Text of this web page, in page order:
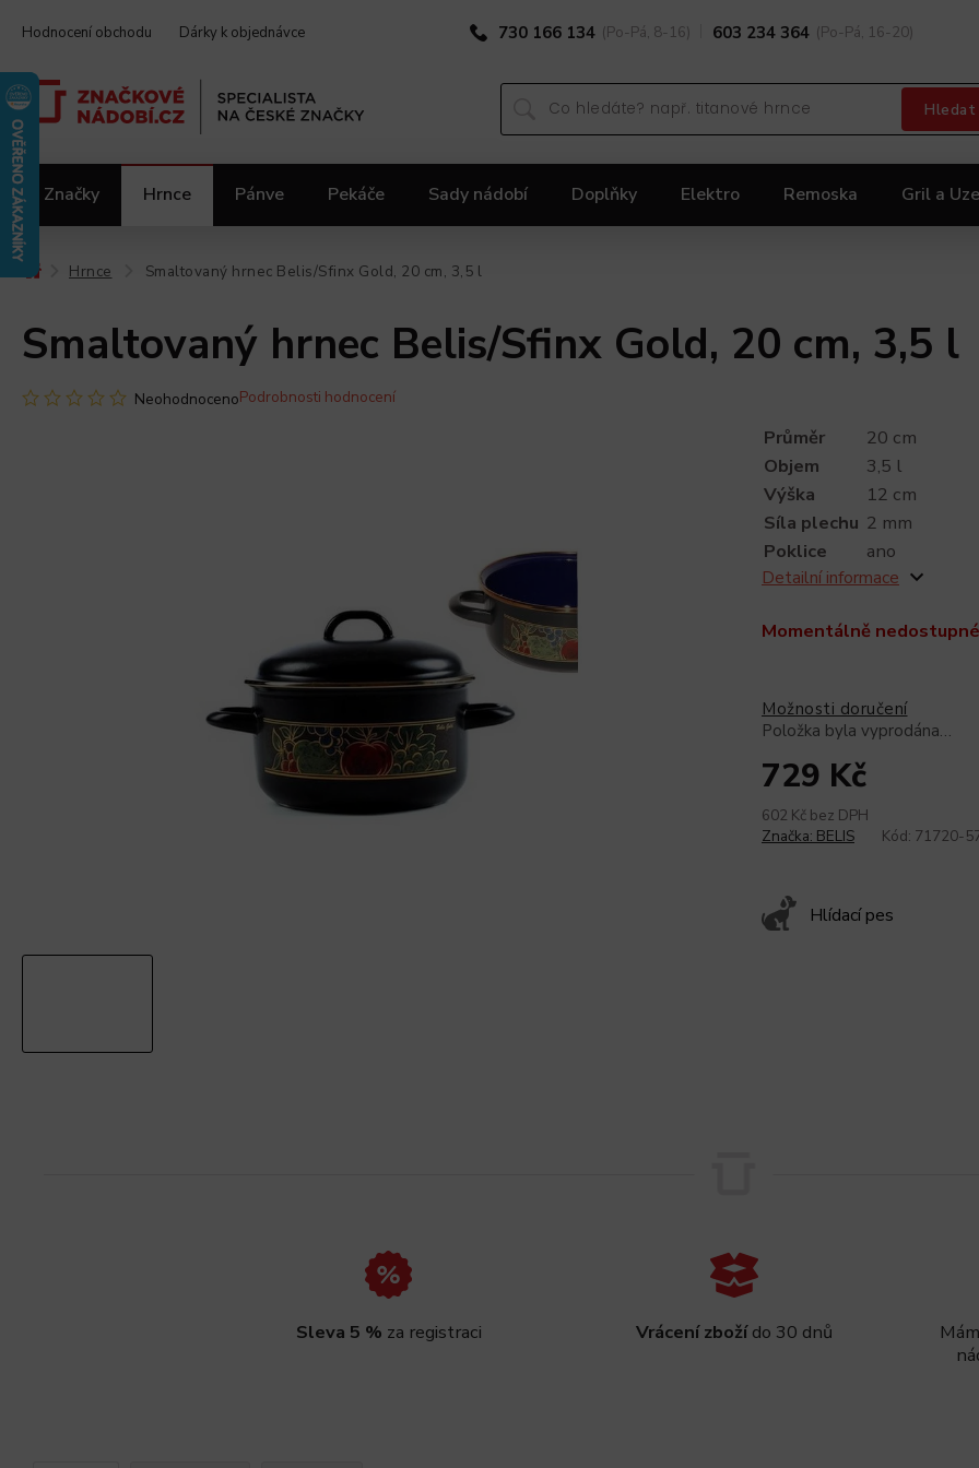
730 166 134 (Po-Pá, 8-16) 603 234 364 (Po-Pá, 16-20)
Hodnocení obchodu Dárky k objednávce
Hledat
Značky Hrnce Pánve Pekáče Sady nádobí Doplňky Elektro Remoska Gril a
Hrnce Smaltovaný hrnec Belis/Sfinx Gold, 20 cm, 3,5 l
Smaltovaný hrnec Belis/Sfinx Gold, 20 cm, 3,5 l
NeohodnocenoPodrobnosti hodnocení
729 Kč
602 Kč bez DPH
Momentálně nedostupné
Možnosti doručení
Položka byla vyprodána…
Průměr
20 cm
Objem
3,5 l
Výška
12 cm
Síla plechu 2 mm
Poklice
ano
Detailní informace
Hlídací pes
Značka: BELIS Kód: 71720-
Sleva 5 % za registraci Vrácení zbožído 30 dnů